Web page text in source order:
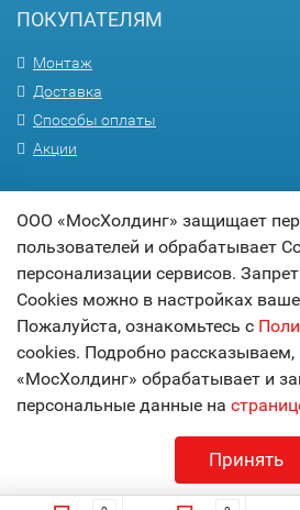
ПОКУПАТЕЛЯМ
Монтаж
Доставка
Способы оплаты
Акции
Вопрос-ответ
Гарантия
Статьи
Карта сайта
© 2017МОСХОЛДИНГ
технологии комфорта
ООО «МосХолдинг» защищает
пользователей и обрабатывает
персонализации сервисов.
Cookies можно в настройках
Пожалуйста, ознакомьтесь с
cookies. Подробно
«МосХолдинг» обрабатывает и
персональные данные на
Принять